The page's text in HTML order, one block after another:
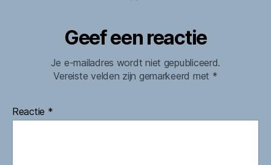
Geef een reactie
Je e-mailadres wordt niet gepubliceerd.
Vereiste velden zijn gemarkeerd met *
Reactie *